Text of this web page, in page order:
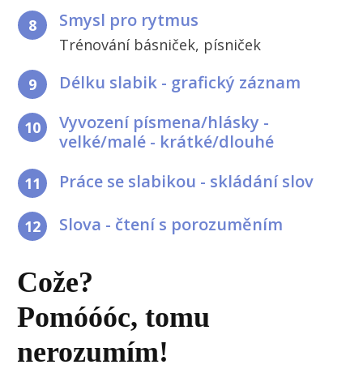
8 Smysl pro rytmus
Trénování básniček, písniček
9 Délku slabik - grafický záznam
10
Vyvození písmena/hlásky -
velké/malé - krátké/dlouhé
11 Práce se slabikou - skládání slov
12 Slova - čtení s porozuměním
Cože?
Pomóóóc, tomu
nerozumím!